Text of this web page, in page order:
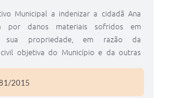
Municipal a indenizar a cidadã Ana
por danos materiais sofridos em
sua propriedade, em razão da
civil objetiva do Município e da outras
2015